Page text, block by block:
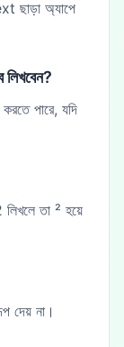
ছাড়া অ্যাপে
পারে, যদি
লিখলে তা ² হয়ে
দেয় না।